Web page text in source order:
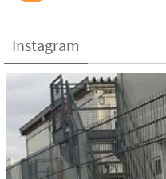
Instagram